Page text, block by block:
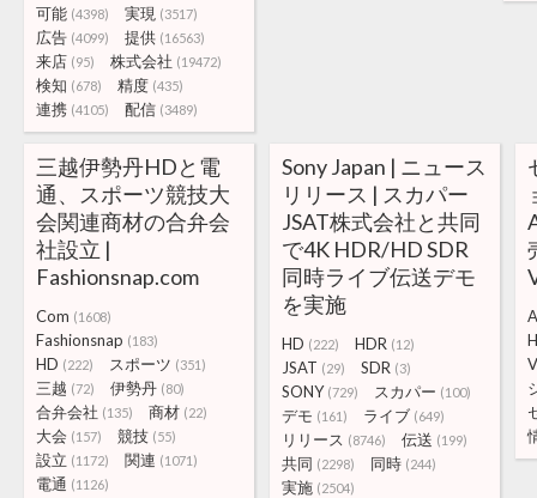
可能 (4398) 実現 (3517)
広告 (4099) 提供 (16563)
来店 (95) 株式会社 (19472)
検知 (678) 精度 (435)
連携 (4105) 配信 (3489)
三越伊勢丹HDと電
通、スポーツ競技大
会関連商材の合弁会
社設立 |
Fashionsnap.com
Com (1608)
Fashionsnap (183)
HD (222) スポーツ (351)
三越 (72) 伊勢丹 (80)
合弁会社 (135) 商材 (22)
大会 (157) 競技 (55)
設立 (1172) 関連 (1071)
電通 (1126)
Sony Japan | ニュース
リリース | スカパー
JSAT株式会社と共同
で4K HDR/HD SDR
同時ライブ伝送デモ
を実施
HD (222) HDR (12)
JSAT (29) SDR (3)
SONY (729) スカパー (100)
デモ (161) ライブ (649)
リリース (8746) 伝送 (199)
共同 (2298) 同時 (244)
実施 (2504)